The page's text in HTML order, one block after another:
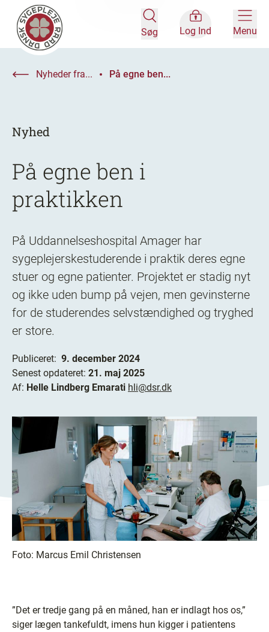
Søg Log Ind Menu
Nyheder fra... På egne ben...
Nyhed
På egne ben i
praktikken
På Uddannelseshospital Amager har
sygeplejerskestuderende i praktik deres egne
stuer og egne patienter. Projektet er stadig nyt
og ikke uden bump på vejen, men gevinsterne
for de studerendes selvstændighed og tryghed
er store.
Publiceret: 9. december 2024
Senest opdateret: 21. maj 2025
Af: Helle Lindberg Emarati hli@dsr.dk
Foto: Marcus Emil Christensen
”Det er tredje gang på en måned, han er indlagt hos os,”
siger lægen tankefuldt, imens hun kigger i patientens